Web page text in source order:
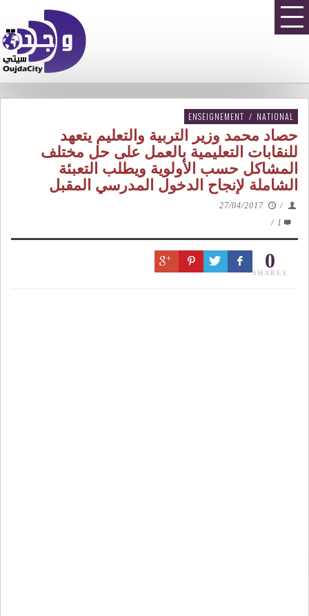
ENSEIGNEMENT / NATIONAL
حصاد محمد وزير التربية والتعليم يتعهد
للنقابات التعليمية بالعمل على حل مختلف
المشاكل حسب الأولوية ويطلب التعبئة
الشاملة لإنجاح الدخول المدرسي المقبل
/
27/04/2017
1
/
0
SHARES